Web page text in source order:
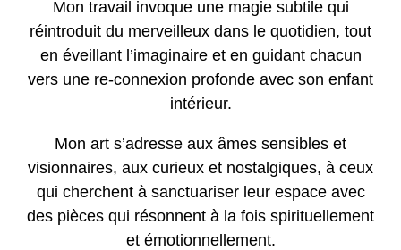
Mon travail invoque une magie subtile qui
réintroduit du merveilleux dans le quotidien, tout
en éveillant l’imaginaire et en guidant chacun
vers une re-connexion profonde avec son enfant
intérieur.
Mon art s’adresse aux âmes sensibles et
visionnaires, aux curieux et nostalgiques, à ceux
qui cherchent à sanctuariser leur espace avec
des pièces qui résonnent à la fois spirituellement
et émotionnellement.